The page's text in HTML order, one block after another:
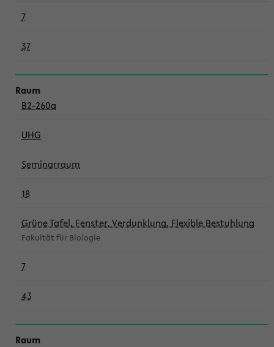
7
37
B2-260a
UHG
Seminarraum
18
Grüne Tafel, Fenster, Verdunklung, Flexible Bestuhlung
Fakultät für Biologie
7
43